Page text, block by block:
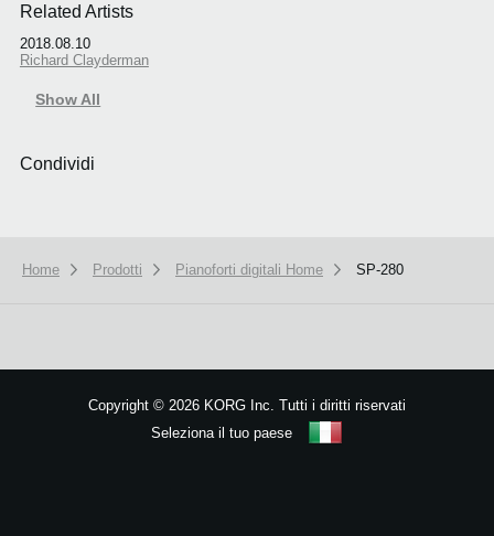
Related Artists
2018.08.10
Richard Clayderman
Show All
Condividi
Home Prodotti Pianoforti digitali Home SP-280
Copyright © 2026 KORG Inc. Tutti i diritti riservati
Seleziona il tuo paese